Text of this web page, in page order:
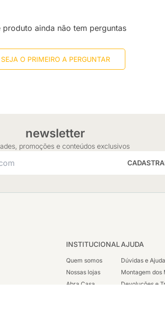
produto ainda não tem perguntas
SEJA O PRIMEIRO A PERGUNTAR
newsletter
promoções e conteúdos exclusivos
INSTITUCIONAL
Quem somos
Nossas lojas
Abra Casa
AJUDA
Dúvidas e
Montagem dos
Devoluções e